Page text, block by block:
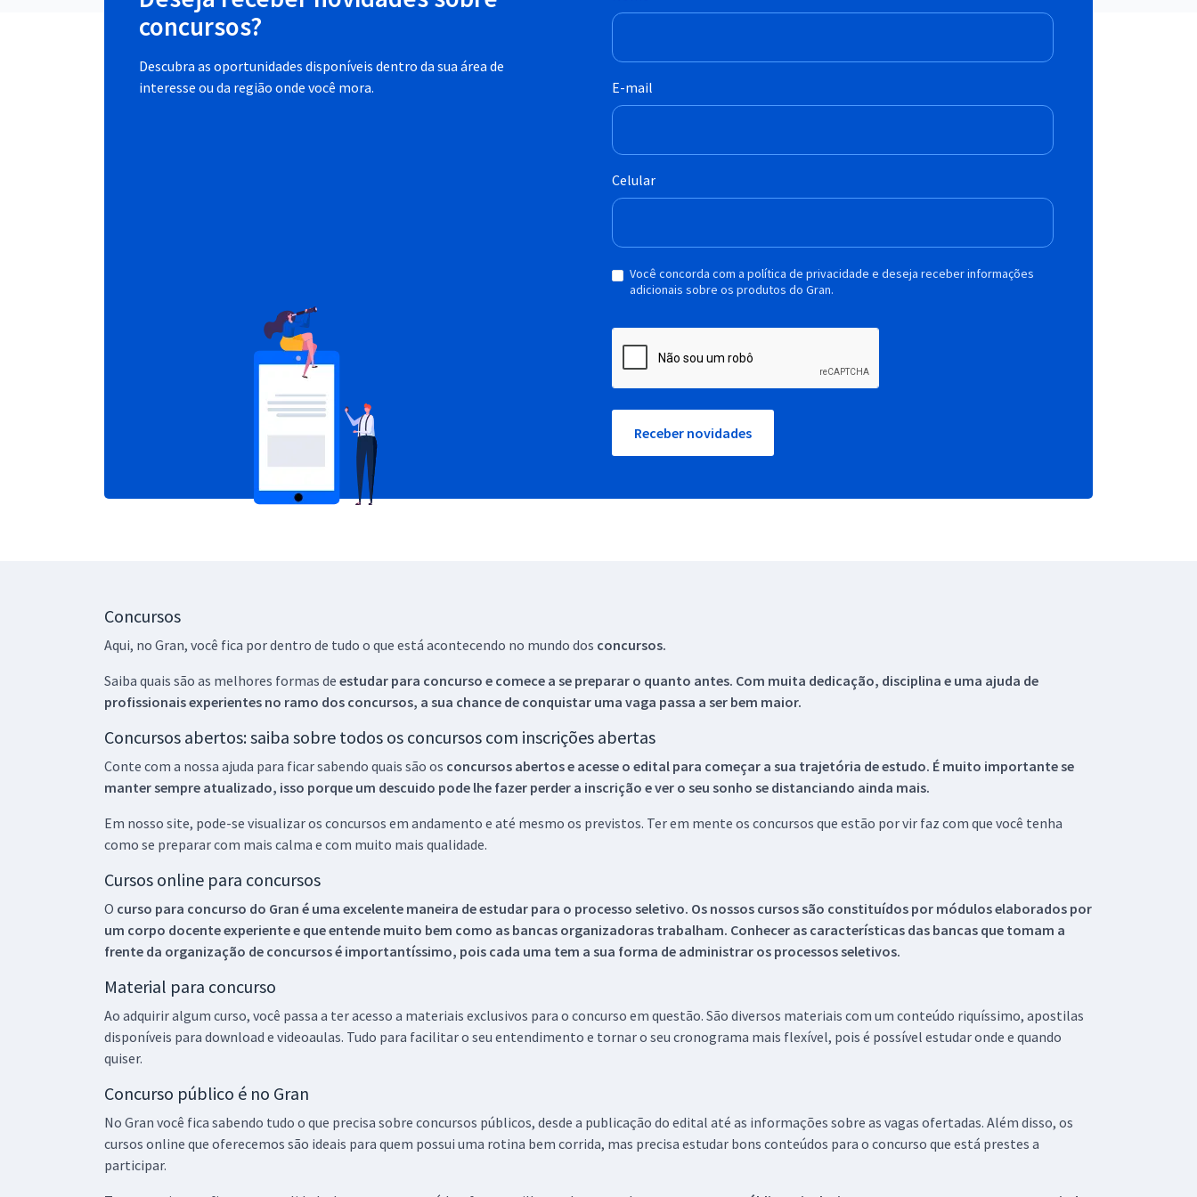
concursos?
Descubra as oportunidades disponíveis dentro da sua área de
interesse ou da região onde você mora.
E-mail
Celular
Você concorda com a política de privacidade e deseja receber informações
adicionais sobre os produtos do Gran.
Receber novidades
Concursos
Aqui, no Gran, você fica por dentro de tudo o que está acontecendo no mundo dos concursos.
Saiba quais são as melhores formas de estudar para concurso e comece a se preparar o quanto antes. Com muita dedicação, disciplina e uma ajuda de
profissionais experientes no ramo dos concursos, a sua chance de conquistar uma vaga passa a ser bem maior.
Concursos abertos: saiba sobre todos os concursos com inscrições abertas
Conte com a nossa ajuda para ficar sabendo quais são os concursos abertos e acesse o edital para começar a sua trajetória de estudo. É muito importante se
manter sempre atualizado, isso porque um descuido pode lhe fazer perder a inscrição e ver o seu sonho se distanciando ainda mais.
Em nosso site, pode-se visualizar os concursos em andamento e até mesmo os previstos. Ter em mente os concursos que estão por vir faz com que você tenha
como se preparar com mais calma e com muito mais qualidade.
Cursos online para concursos
O curso para concurso do Gran é uma excelente maneira de estudar para o processo seletivo. Os nossos cursos são constituídos por módulos elaborados por
um corpo docente experiente e que entende muito bem como as bancas organizadoras trabalham. Conhecer as características das bancas que tomam a
frente da organização de concursos é importantíssimo, pois cada uma tem a sua forma de administrar os processos seletivos.
Material para concurso
Ao adquirir algum curso, você passa a ter acesso a materiais exclusivos para o concurso em questão. São diversos materiais com um conteúdo riquíssimo, apostilas
disponíveis para download e videoaulas. Tudo para facilitar o seu entendimento e tornar o seu cronograma mais flexível, pois é possível estudar onde e quando
quiser.
Concurso público é no Gran
No Gran você fica sabendo tudo o que precisa sobre concursos públicos, desde a publicação do edital até as informações sobre as vagas ofertadas. Além disso, os
cursos online que oferecemos são ideais para quem possui uma rotina bem corrida, mas precisa estudar bons conteúdos para o concurso que está prestes a
participar.